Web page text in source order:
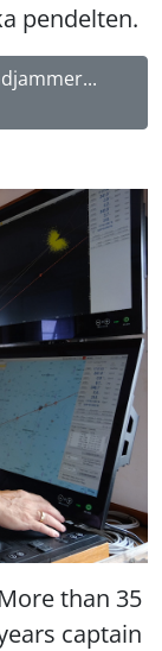
pendelten.
More than 35
captain